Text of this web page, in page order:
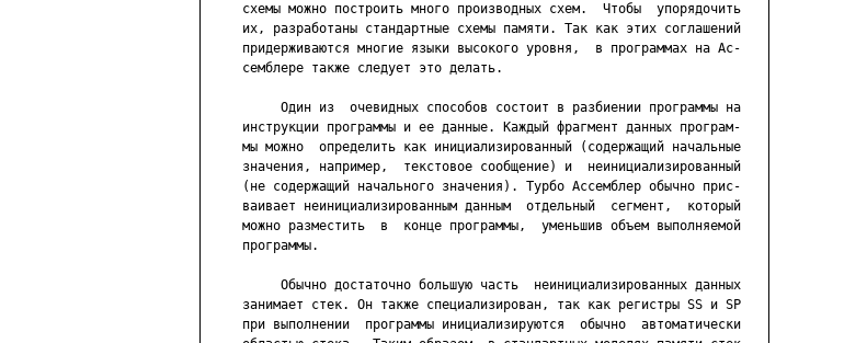
     схемы можно построить много производных схем.  Чтобы  упорядочить
     их, разработаны стандартные схемы памяти. Так как этих соглашений
     придерживаются многие языки высокого уровня,  в программах на Ас-
     семблере также следует это делать.
          Один из  очевидных способов состоит в разбиении программы на
     инструкции программы и ее данные. Каждый фрагмент данных програм-
     мы можно  определить как инициализированный (содержащий начальные
     значения, например,  текстовое сообщение) и  неинициализированный
     (не содержащий начального значения). Турбо Ассемблер обычно прис-
     ваивает неинициализированным данным  отдельный  сегмент,  который
     можно разместить  в  конце программы,  уменьшив объем выполняемой
     программы.
          Обычно достаточно большую часть  неинициализированных данных
     занимает стек. Он также специализирован, так как регистры SS и SP
     при выполнении  программы инициализируются  обычно  автоматически